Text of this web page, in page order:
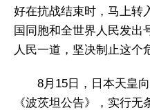
好在抗战结束时，马上转
国同胞和全世界人民发出
人民一道，坚决制止这个
8月15日，日本天皇
《波茨坦公告》，实行